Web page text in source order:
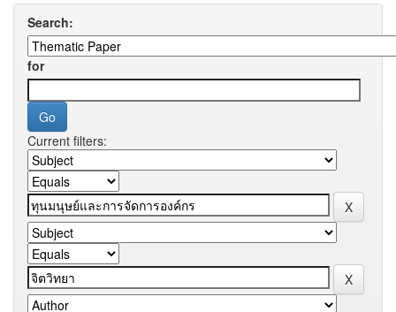
Search:
for
Current filters: